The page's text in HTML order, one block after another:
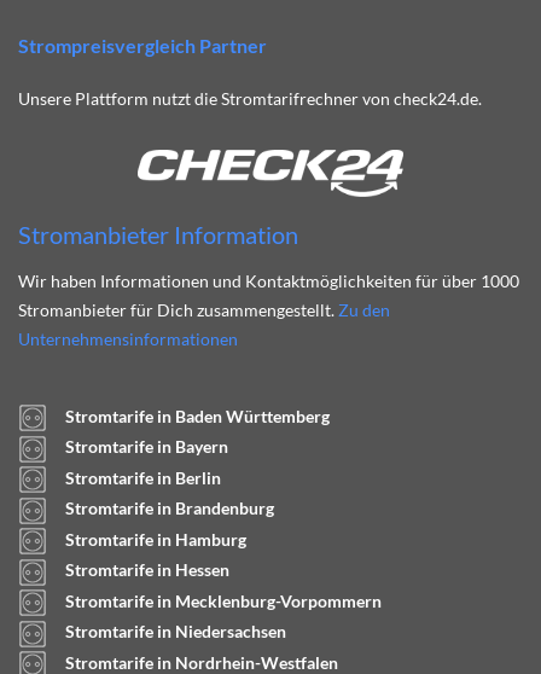
Strompreisvergleich Partner
Unsere Plattform nutzt die Stromtarifrechner von check24.de.
Stromanbieter Information
Wir haben Informationen und Kontaktmöglichkeiten für über 1000
Stromanbieter für Dich zusammengestellt. Zu den
Unternehmensinformationen
Stromtarife in Baden Württemberg
Stromtarife in Bayern
Stromtarife in Berlin
Stromtarife in Brandenburg
Stromtarife in Hamburg
Stromtarife in Hessen
Stromtarife in Mecklenburg-Vorpommern
Stromtarife in Niedersachsen
Stromtarife in Nordrhein-Westfalen